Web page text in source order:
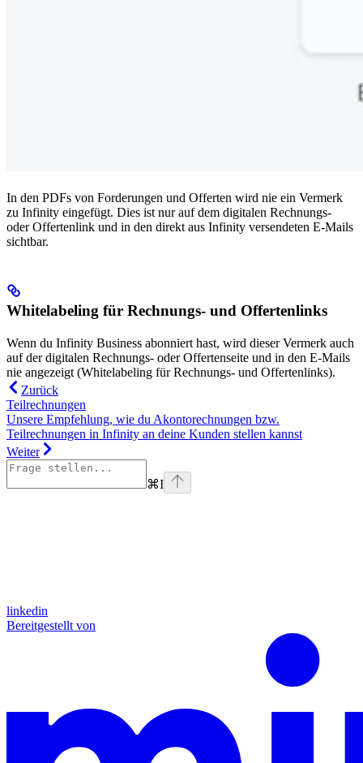
In den PDFs von Forderungen und Offerten wird nie ein Vermerk
zu Infinity eingefügt. Dies ist nur auf dem digitalen Rechnungs-
oder Offertenlink und in den direkt aus Infinity versendeten E-Mails
sichtbar.
Whitelabeling für Rechnungs- und Offertenlinks
Wenn du Infinity Business abonniert hast, wird dieser Vermerk auch
auf der digitalen Rechnungs- oder Offertenseite und in den E-Mails
nie angezeigt (Whitelabeling für Rechnungs- und Offertenlinks).
Zurück
Teilrechnungen
Unsere Empfehlung, wie du Akontorechnungen bzw.
Teilrechnungen in Infinity an deine Kunden stellen kannst
Weiter
⌘I
linkedin
Bereitgestellt von